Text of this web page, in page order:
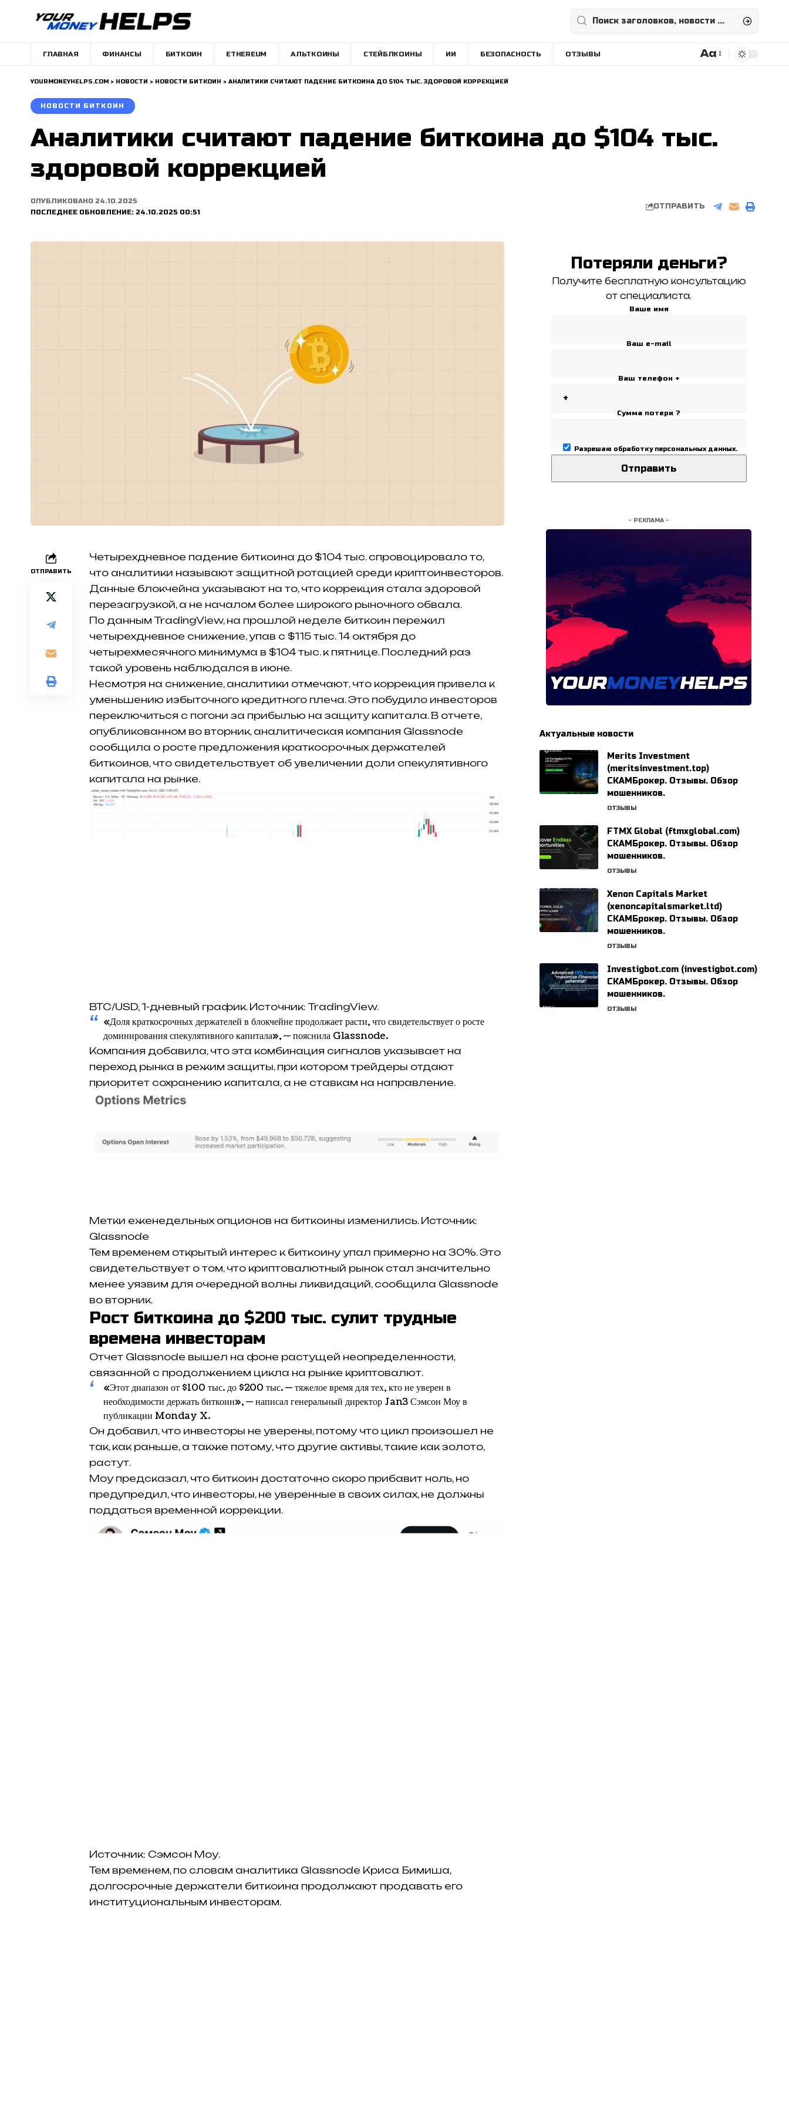
ГЛАВНАЯ ФИНАНСЫ БИТКОИН ETHEREUM АЛЬТКОИНЫ СТЕЙБЛКОИНЫ ИИ БЕЗОПАСНОСТЬ ОТЗЫВЫ
Размера
Aa
YOURMONEYHELPS.COM > НОВОСТИ > НОВОСТИ БИТКОИН > АНАЛИТИКИ СЧИТАЮТ ПАДЕНИЕ БИТКОИНА ДО $104 ТЫС. ЗДОРОВОЙ КОРРЕКЦИЕЙ
НОВОСТИ БИТКОИН
Аналитики считают падение биткоина до $104 тыс.
здоровой коррекцией
ПОСЛЕДНЕЕ ОБНОВЛЕНИЕ: 24.10.2025 00:51
ОПУБЛИКОВАНО 24.10.2025
ОТПРАВИТЬ
ОТПРАВИТЬ
Четырехдневное падение биткоина до $104 тыс. спровоцировало то,
что аналитики называют защитной ротацией среди криптоинвесторов.
Данные блокчейна указывают на то, что коррекция стала здоровой
перезагрузкой, а не началом более широкого рыночного обвала.
По данным TradingView, на прошлой неделе биткоин пережил
четырехдневное снижение, упав с $115 тыс. 14 октября до
четырехмесячного минимума в $104 тыс. к пятнице. Последний раз
такой уровень наблюдался в июне.
Несмотря на снижение, аналитики отмечают, что коррекция привела к
уменьшению избыточного кредитного плеча. Это побудило инвесторов
переключиться с погони за прибылью на защиту капитала. В отчете,
опубликованном во вторник, аналитическая компания Glassnode
сообщила о росте предложения краткосрочных держателей
биткоинов, что свидетельствует об увеличении доли спекулятивного
капитала на рынке.
BTC/USD, 1-дневный график. Источник: TradingView.
«Доля краткосрочных держателей в блокчейне продолжает расти, что свидетельствует о росте
доминирования спекулятивного капитала», — пояснила Glassnode.
Компания добавила, что эта комбинация сигналов указывает на
переход рынка в режим защиты, при котором трейдеры отдают
приоритет сохранению капитала, а не ставкам на направление.
Метки еженедельных опционов на биткоины изменились. Источник:
Glassnode
Тем временем открытый интерес к биткоину упал примерно на 30%. Это
свидетельствует о том, что криптовалютный рынок стал значительно
менее уязвим для очередной волны ликвидаций, сообщила Glassnode
во вторник.
Рост биткоина до $200 тыс. сулит трудные
времена инвесторам
Отчет Glassnode вышел на фоне растущей неопределенности,
связанной с продолжением цикла на рынке криптовалют.
«Этот диапазон от $100 тыс. до $200 тыс. — тяжелое время для тех, кто не уверен в
необходимости держать биткоин», — написал генеральный директор Jan3 Сэмсон Моу в
публикации Monday X.
Он добавил, что инвесторы не уверены, потому что цикл произошел не
так, как раньше, а также потому, что другие активы, такие как золото,
растут.
Моу предсказал, что биткоин достаточно скоро прибавит ноль, но
предупредил, что инвесторы, не уверенные в своих силах, не должны
поддаться временной коррекции.
Источник: Сэмсон Моу.
Тем временем, по словам аналитика Glassnode Криса Бимиша,
долгосрочные держатели биткоина продолжают продавать его
институциональным инвесторам.
Потеряли деньги?
Получите бесплатную консультацию
от специалиста.
Ваше имя
Ваш e-mail
Ваш телефон +
Сумма потери ?
Разрешаю обработку персональных данных.
- РЕКЛАМА -
Актуальные новости
Merits Investment
(meritsinvestment.top)
СКАМБрокер. Отзывы. Обзор
мошенников.
ОТЗЫВЫ
FTMX Global (ftmxglobal.com)
СКАМБрокер. Отзывы. Обзор
мошенников.
ОТЗЫВЫ
Xenon Capitals Market
(xenoncapitalsmarket.ltd)
СКАМБрокер. Отзывы. Обзор
мошенников.
ОТЗЫВЫ
Investigbot.com (investigbot.com)
СКАМБрокер. Отзывы. Обзор
мошенников.
ОТЗЫВЫ